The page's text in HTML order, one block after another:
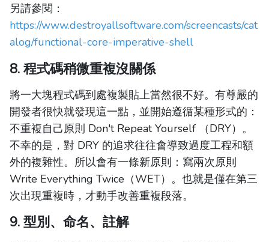
另請參閱：
https://www.destroyallsoftware.com/screencasts/cat
alog/functional-core-imperative-shell
8. 程式碼稍微重複沒關係
將一大塊程式碼到處複製貼上當然很不好。有尊嚴的
開發者很快就發現這一點，並開始遵循某種形式的：
不重複自己原則 Don't Repeat Yourself （DRY）。
不幸的是，對 DRY 的追求往往會導致過度工程和額
外的複雜性。所以會有一條新原則：寫兩次原則
Write Everything Twice（WET）。也就是僅在第三
次出現重複時，才動手改善重複段落。
9. 型別、命名、註解